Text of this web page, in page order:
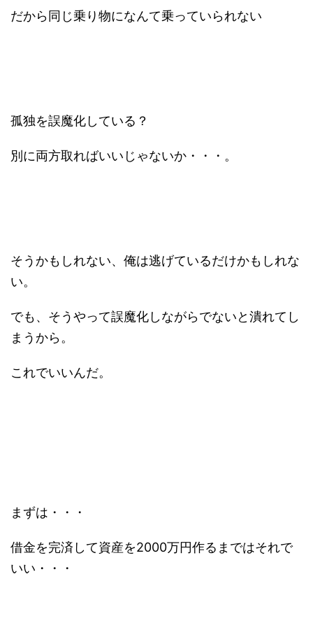
だから同じ乗り物になんて乗っていられない
孤独を誤魔化している？
別に両方取ればいいじゃないか・・・。
そうかもしれない、俺は逃げているだけかもしれな
い。
でも、そうやって誤魔化しながらでないと潰れてし
まうから。
これでいいんだ。
まずは・・・
借金を完済して資産を2000万円作るまではそれで
いい・・・